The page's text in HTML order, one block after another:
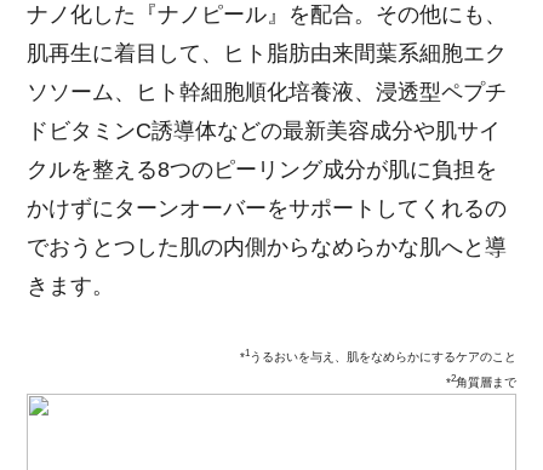
ナノ化した『ナノピール』を配合。その他にも、
肌再生に着目して、ヒト脂肪由来間葉系細胞エク
ソソーム、ヒト幹細胞順化培養液、浸透型ペプチ
ドビタミンC誘導体などの最新美容成分や肌サイ
クルを整える8つのピーリング成分が肌に負担を
かけずにターンオーバーをサポートしてくれるの
でおうとつした肌の内側からなめらかな肌へと導
きます。
*1うるおいを与え、肌をなめらかにするケアのこと
*2角質層まで